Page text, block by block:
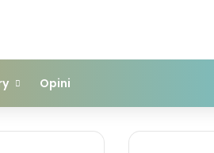
Opini